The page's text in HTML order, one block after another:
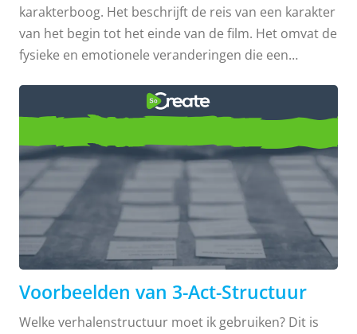
karakterboog. Het beschrijft de reis van een karakter
van het begin tot het einde van de film. Het omvat de
fysieke en emotionele veranderingen die een
een film memorabeler maken en de betrokkenheid
van het publiek verzekeren. Als je meer wilt leren
over karakterbogen, ben je hier aan het juiste adres!
Blijf lezen voor meer informatie en om voorbeelden
van karakterbogen te zien. Een karakterboog is een
reis die een karakter maakt van het begin tot het
einde van het verhaal. De drie delen van deze reis
zijn de opzet, transformatie en ...
Voorbeelden van 3-Act-
Structuur
Voorbeelden van 3-Act-Structuur
Welke verhalenstructuur moet ik gebruiken? Dit is